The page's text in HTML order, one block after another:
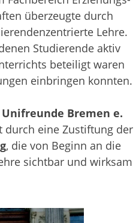
überzeugte durch
Lehre.
Studierende aktiv
beteiligt waren
einbringen konnten.
Unifreunde Bremen e.
durch eine Zustiftung der
, die von Beginn an die
sichtbar und wirksam